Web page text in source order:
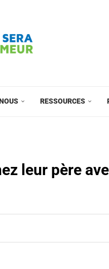
RESSOURCES
leur père